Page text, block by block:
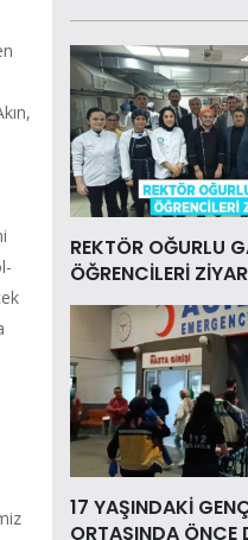
REKTÖR OĞURLU
ÖĞRENCİLERİ
17 YAŞINDAKİ
ORTASINDA ÖNCE